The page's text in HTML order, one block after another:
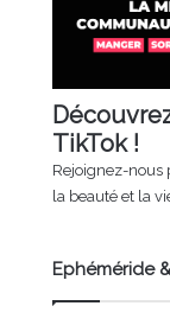
TikTok !
Rejoignez-nous
la beauté et la
Ephéméride